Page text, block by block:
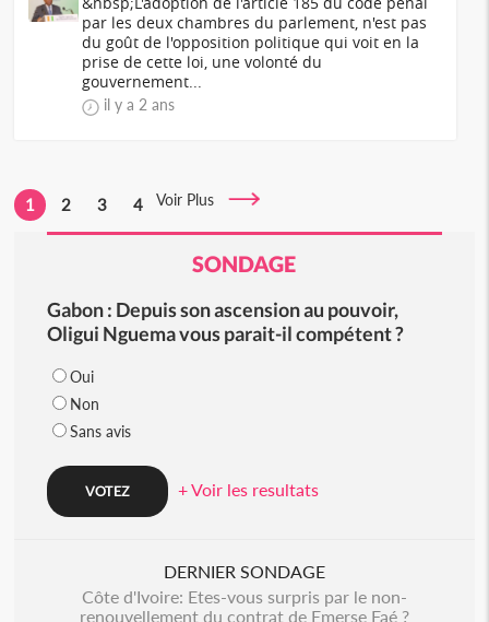
par les deux chambres du parlement, n'est pas
du goût de l'opposition politique qui voit en la
prise de cette loi, une volonté du
gouvernement...
il y a 2 ans
1 2 3 4 Voir Plus
SONDAGE
Gabon : Depuis son ascension au pouvoir,
Oligui Nguema vous parait-il compétent ?
Oui
Non
Sans avis
+ Voir les resultats
DERNIER SONDAGE
Côte d'Ivoire: Etes-vous surpris par le non-
renouvellement du contrat de Emerse Faé ?